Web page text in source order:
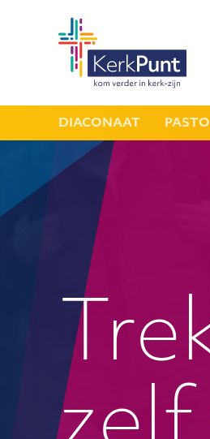
DIACONAAT